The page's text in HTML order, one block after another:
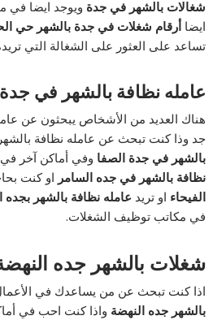
شغالات بالشهر في جدة ويوجد ايضا في
ايضاأرقام شغلات في جدة بالشهر حي
تساعد على العثور على الشغالة التي
عامله نظافة بالشهر في
هناك العديد من الأشخاص يبحثون عن
جد وذا كنت تبحث عن عامله نظافة
بالشهر في جدة الصفا وفي أماكن آخر في
نظافة بالشهر في جده السامر او كنت
الفيحاء او تريد عامله نظافة بالشهر
في مكاتب توظيف الشغلات.
شغلات بالشهر جده
اذا كنت تبحث عن من يساعدك في
بالشهر جده النهضة واذا كنت احب في